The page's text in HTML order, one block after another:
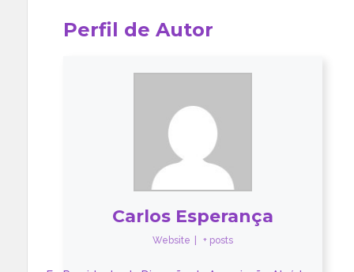
Perfil de Autor
Carlos Esperança
Website + posts